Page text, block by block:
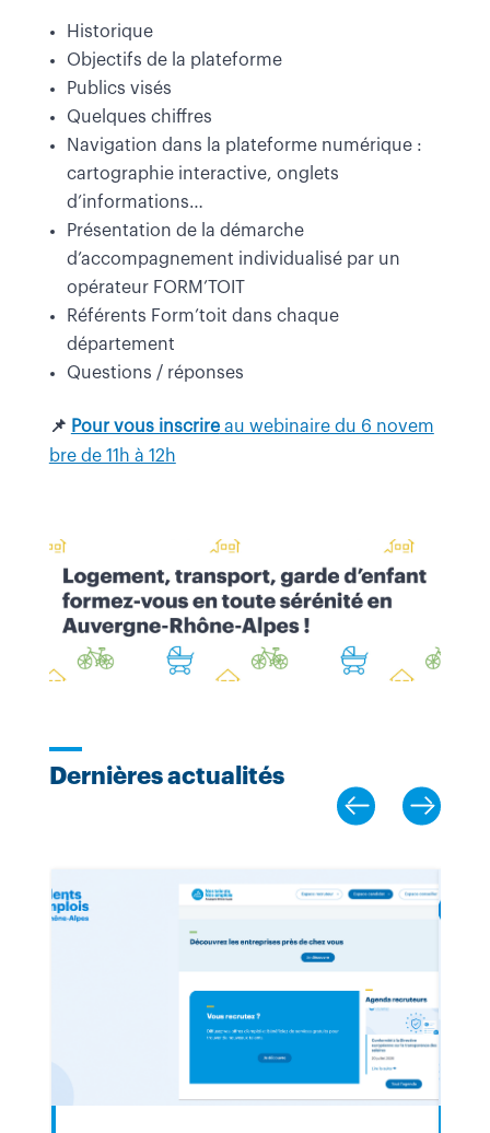
Historique
Objectifs de la plateforme
Publics visés
Quelques chiffres
Navigation dans la plateforme numérique :
cartographie interactive, onglets
d’informations…
Présentation de la démarche
d’accompagnement individualisé par un
opérateur FORM’TOIT
Référents Form’toit dans chaque
département
Questions / réponses
📌 Pour vous inscrireau webinaire du 6 novem
bre de 11h à 12h
Dernières actualités